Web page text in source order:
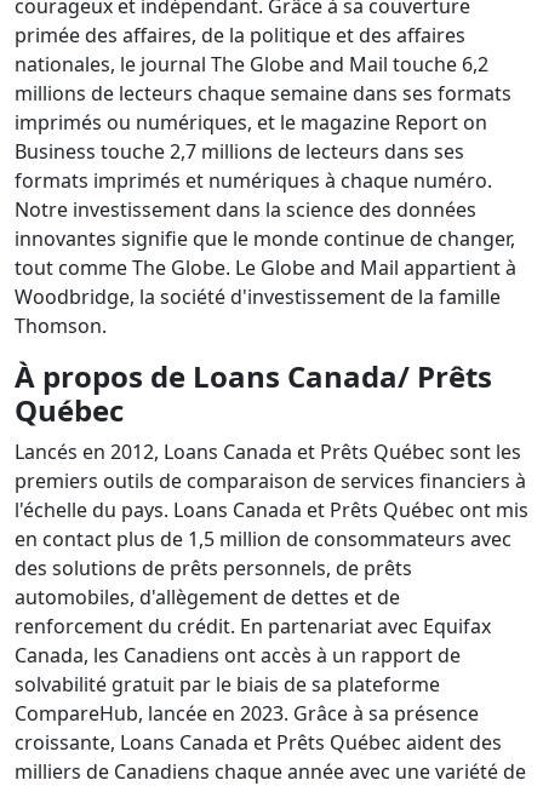
courageux et indépendant. Grâce à sa couverture
primée des affaires, de la politique et des affaires
nationales, le journal The Globe and Mail touche 6,2
millions de lecteurs chaque semaine dans ses formats
imprimés ou numériques, et le magazine Report on
Business touche 2,7 millions de lecteurs dans ses
formats imprimés et numériques à chaque numéro.
Notre investissement dans la science des données
innovantes signifie que le monde continue de changer,
tout comme The Globe. Le Globe and Mail appartient à
Woodbridge, la société d'investissement de la famille
Thomson.
À propos de Loans Canada/ Prêts
Québec
Lancés en 2012, Loans Canada et Prêts Québec sont les
premiers outils de comparaison de services financiers à
l'échelle du pays. Loans Canada et Prêts Québec ont mis
en contact plus de 1,5 million de consommateurs avec
des solutions de prêts personnels, de prêts
automobiles, d'allègement de dettes et de
renforcement du crédit. En partenariat avec Equifax
Canada, les Canadiens ont accès à un rapport de
solvabilité gratuit par le biais de sa plateforme
CompareHub, lancée en 2023. Grâce à sa présence
croissante, Loans Canada et Prêts Québec aident des
milliers de Canadiens chaque année avec une variété de